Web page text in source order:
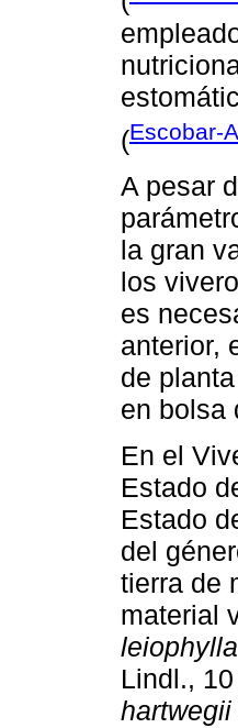
(Escobar-
A pesar
la gran
los
es
anterior,
de
en bolsa
En el
Estado
Estado
del
tierra de
material
leiophylla
Lindl.,
hartwegii